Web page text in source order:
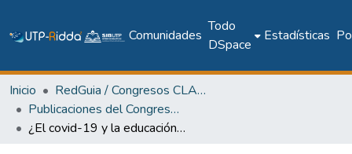
Comunidades
Todo
DSpace
Estadísticas
Inicio
RedGuia / Congresos CLABES
Publicaciones del Congreso Internacional CLABES
¿El covid-19 y la educación virtual afectaron la importancia de los determinantes de la persistencia estudiantil?: el caso de una Universidad Boliviana